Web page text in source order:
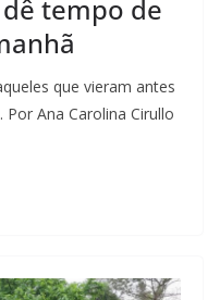
tempo de
que vieram antes
Por Ana Carolina Cirullo